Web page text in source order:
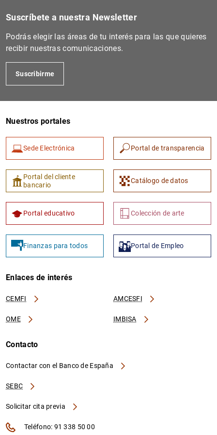
Suscríbete a nuestra Newsletter
Podrás elegir las áreas de tu interés para las que quieres
recibir nuestras comunicaciones.
Suscribirme
Nuestros portales
Sede Electrónica Portal de transparencia
Portal del cliente
bancario
Catálogo de datos
Portal educativo Colección de arte
Finanzas para todos Portal de Empleo
Enlaces de interés
CEMFI AMCESFI
OME IMBISA
Contacto
Contactar con el Banco de España
SEBC
Solicitar cita previa
Teléfono: 91 338 50 00